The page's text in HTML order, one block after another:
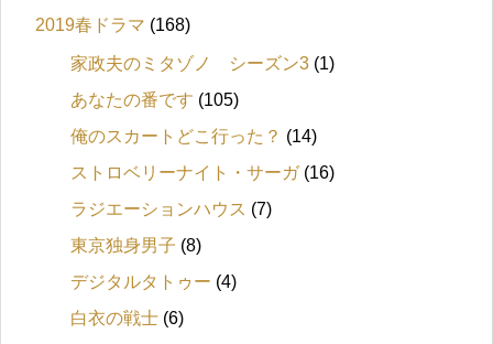
2019春ドラマ (168)
家政夫のミタゾノ シーズン3 (1)
あなたの番です (105)
俺のスカートどこ行った？ (14)
ストロベリーナイト・サーガ(16)
ラジエーションハウス (7)
東京独身男子 (8)
デジタルタトゥー (4)
白衣の戦士 (6)